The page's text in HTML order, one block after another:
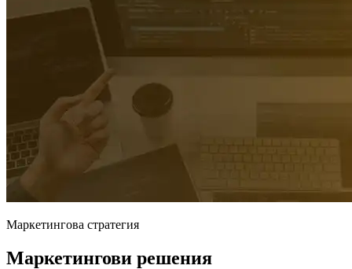
Маркетингова стратегия
Маркетингови решения